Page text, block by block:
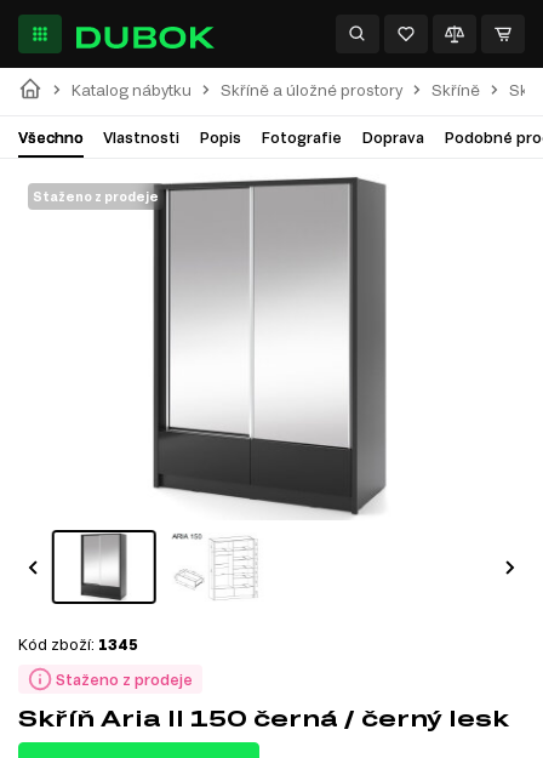
Katalog nábytku Skříně a úložné prostory Skříně
Všechno Vlastnosti Popis Fotografie Doprava Podobné
Staženo z prodeje
Staženo z prodeje
Kód zboží: 1345
Skříň Aria II 150 černá / černý lesk